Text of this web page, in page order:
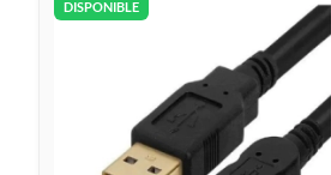
DISPONIBLE